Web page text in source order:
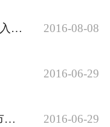
连云港市******“智慧环卫”投入试运行 2016-08-08
2016-06-29
加强垃圾综合治理 ******城市健康可持续发展 2016-06-29